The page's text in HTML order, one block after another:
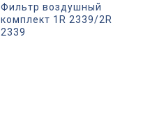
Фильтр воздушный
комплект 1R 2339/2R
2339